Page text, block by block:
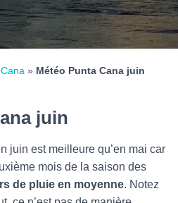
» Météo Punta Cana juin
juin
juin est meilleure qu’en mai car
mois de la saison des
de pluie en moyenne. Notez